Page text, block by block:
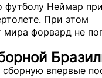
футболу Неймар
При этом
мира форвард не
впервые